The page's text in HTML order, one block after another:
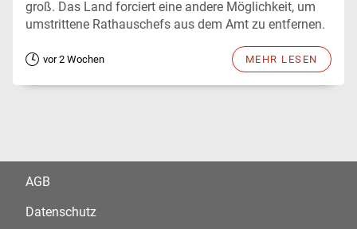
groß. Das Land forciert eine andere Möglichkeit, um
umstrittene Rathauschefs aus dem Amt zu entfernen.
vor 2 Wochen MEHR LESEN
AGB
Datenschutz